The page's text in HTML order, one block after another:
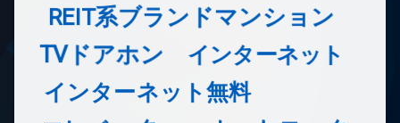
REIT系ブランドマンション
TVドアホン インターネット
インターネット無料